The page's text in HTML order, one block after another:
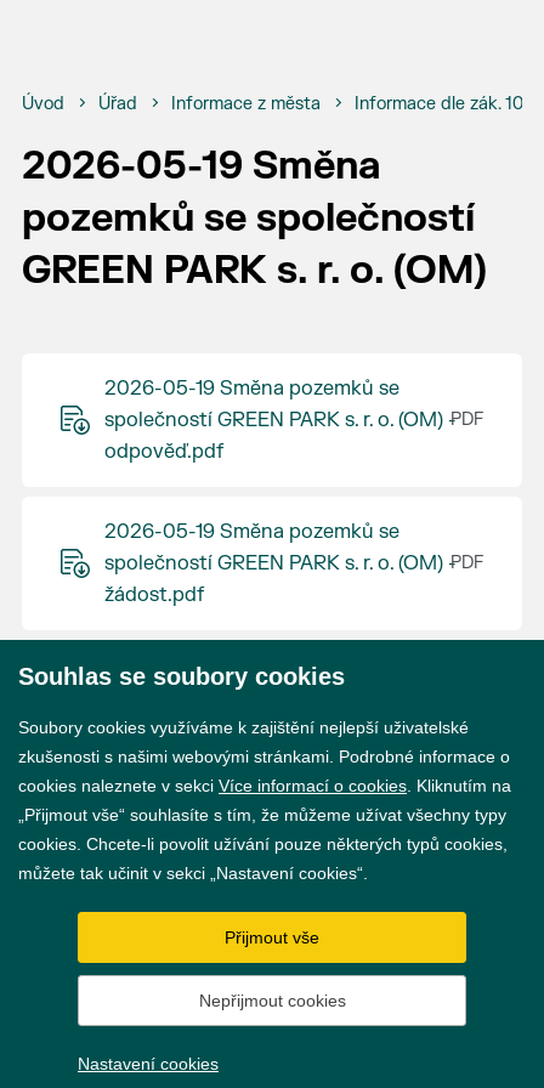
Úvod Úřad Informace z města Informace dle zák.
2026-05-19 Směna
pozemků se společností
GREEN PARK s. r. o. (OM)
2026-05-19 Směna pozemků se
společností GREEN PARK s. r. o. (OM) -
odpověď.pdf
2026-05-19 Směna pozemků se
společností GREEN PARK s. r. o. (OM) -
žádost.pdf
GDPR
Nastavení cookies
Souhlas se soubory cookies
Soubory cookies využíváme k zajištění nejlepší uživatelské
zkušenosti s našimi webovými stránkami. Podrobné informace o
cookies naleznete v sekci Více informací o cookies . Kliknutím na
„Přijmout vše“ souhlasíte s tím, že můžeme užívat všechny typy
cookies. Chcete-li povolit užívání pouze některých typů cookies,
můžete tak učinit v sekci „Nastavení cookies“.
Přijmout vše
Nepřijmout cookies
Nastavení cookies